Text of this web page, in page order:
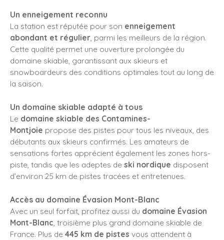
Un enneigement reconnu
La station est réputée pour son enneigement
abondant et régulier , parmi les meilleurs de la région.
Cette qualité permet une ouverture prolongée du
domaine skiable, garantissant aux skieurs et
snowboardeurs des conditions optimales tout au long de
la saison.
Un domaine skiable adapté à tous
Le domaine skiable des Contamines-
Montjoie propose des pistes pour tous les niveaux, des
débutants aux skieurs confirmés. Les amateurs de
sensations fortes apprécient également les zones hors-
piste, tandis que les adeptes de ski nordique disposent
d’environ 25 km de pistes tracées et entretenues.
Accès au domaine Évasion Mont-Blanc
Avec un seul forfait, profitez aussi du domaine Évasion
Mont-Blanc , troisième plus grand domaine skiable de
France. Plus de 445 km de pistes vous attendent à